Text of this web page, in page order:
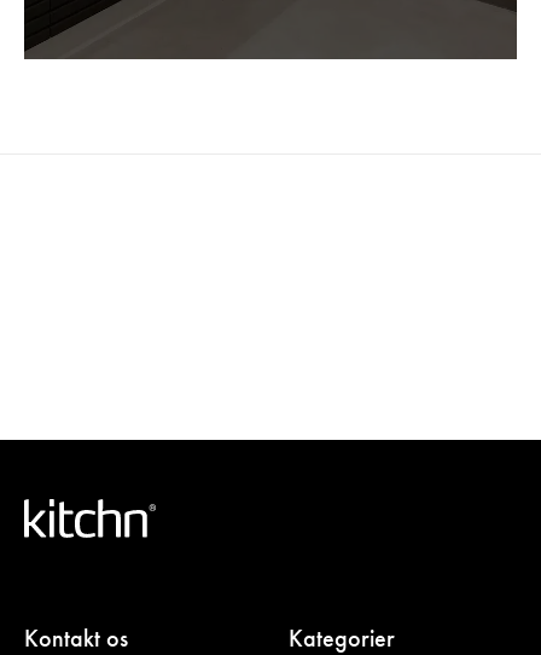
Kontakt os Kategorier